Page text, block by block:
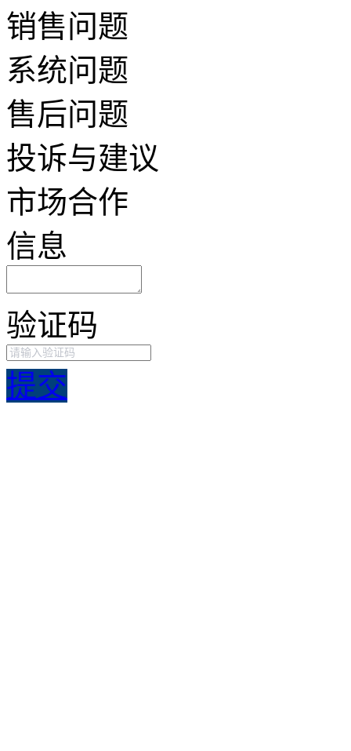
销售问题
系统问题
售后问题
投诉与建议
市场合作
信息
验证码
提交